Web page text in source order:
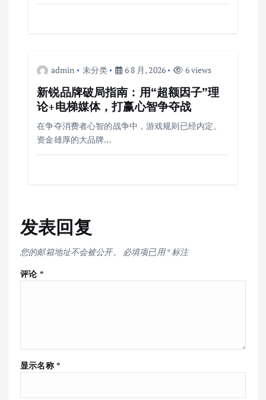
admin 未分类 6 8 月, 2026 6 views
新锐品牌破局指南：用“超额因子”理
论+电梯媒体，打赢心智争夺战
在争夺消费者心智的战争中，游戏规则已经内定。
资金雄厚的大品牌…
发表回复
您的邮箱地址不会被公开。 必填项已用*标注
评论 *
显示名称 *